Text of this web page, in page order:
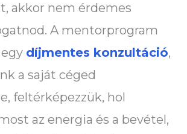
akkor nem érdemes
A mentorprogram
díjmentes konzultáció,
a saját céged
feltérképezzük, hol
az energia és a bevétel,